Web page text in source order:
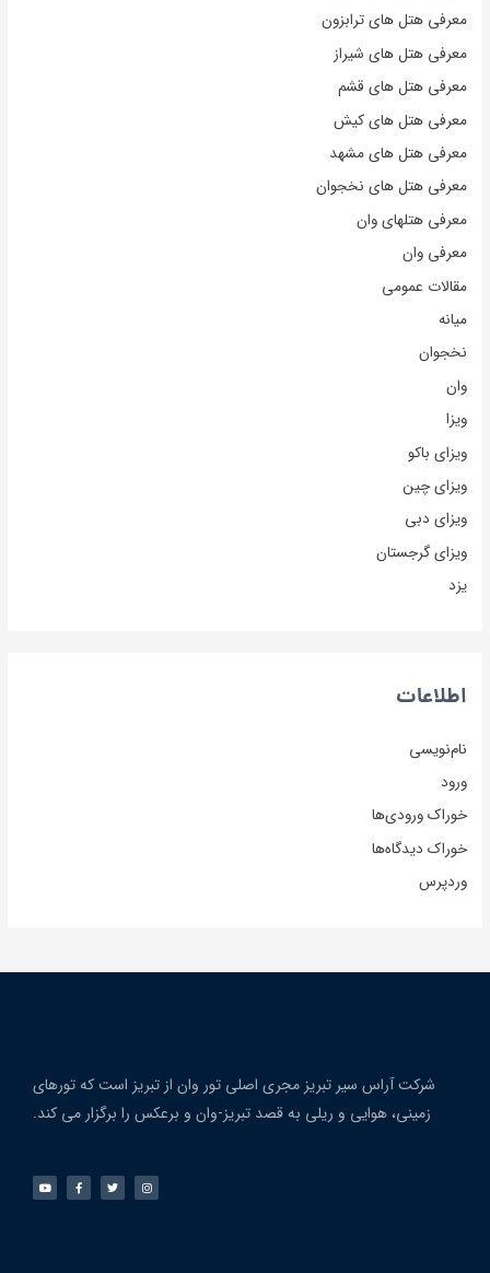
معرفی هتل های ترابزون
معرفی هتل های شیراز
معرفی هتل های قشم
معرفی هتل های کیش
معرفی هتل های مشهد
معرفی هتل های نخجوان
معرفی هتلهای وان
معرفی وان
مقالات عمومی
میانه
نخجوان
وان
ویزا
ویزای باکو
ویزای چین
ویزای دبی
ویزای گرجستان
یزد
اطلاعات
نام‌نویسی
ورود
خوراک ورودی‌ها
خوراک دیدگاه‌ها
وردپرس
شرکت آراس سیر تبریز مجری اصلی تور وان از تبریز است که تورهای
زمینی، هوایی و ریلی به قصد تبریز-وان و برعکس را برگزار می کند.